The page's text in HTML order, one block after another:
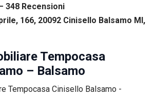
348 Recensioni
166, 20092 Cinisello Balsamo MI,
Tempocasa
– Balsamo